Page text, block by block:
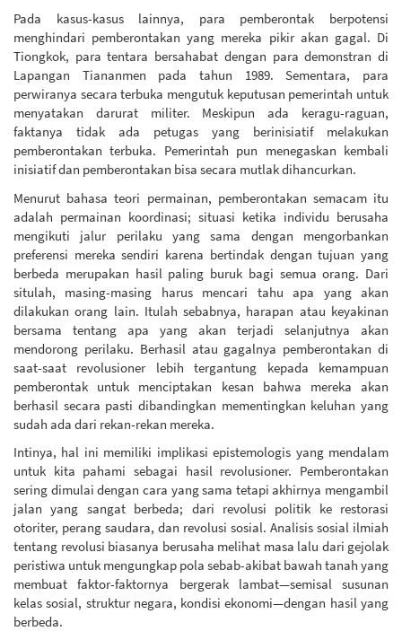
Pada kasus-kasus lainnya, para pemberontak berpotensi
menghindari pemberontakan yang mereka pikir akan gagal. Di
Tiongkok, para tentara bersahabat dengan para demonstran di
Lapangan Tiananmen pada tahun 1989. Sementara, para
perwiranya secara terbuka mengutuk keputusan pemerintah untuk
menyatakan darurat militer. Meskipun ada keragu-raguan,
faktanya tidak ada petugas yang berinisiatif melakukan
pemberontakan terbuka. Pemerintah pun menegaskan kembali
inisiatif dan pemberontakan bisa secara mutlak dihancurkan.
Menurut bahasa teori permainan, pemberontakan semacam itu
adalah permainan koordinasi; situasi ketika individu berusaha
mengikuti jalur perilaku yang sama dengan mengorbankan
preferensi mereka sendiri karena bertindak dengan tujuan yang
berbeda merupakan hasil paling buruk bagi semua orang. Dari
situlah, masing-masing harus mencari tahu apa yang akan
dilakukan orang lain. Itulah sebabnya, harapan atau keyakinan
bersama tentang apa yang akan terjadi selanjutnya akan
mendorong perilaku. Berhasil atau gagalnya pemberontakan di
saat-saat revolusioner lebih tergantung kepada kemampuan
pemberontak untuk menciptakan kesan bahwa mereka akan
berhasil secara pasti dibandingkan mementingkan keluhan yang
sudah ada dari rekan-rekan mereka.
Intinya, hal ini memiliki implikasi epistemologis yang mendalam
untuk kita pahami sebagai hasil revolusioner. Pemberontakan
sering dimulai dengan cara yang sama tetapi akhirnya mengambil
jalan yang sangat berbeda; dari revolusi politik ke restorasi
otoriter, perang saudara, dan revolusi sosial. Analisis sosial ilmiah
tentang revolusi biasanya berusaha melihat masa lalu dari gejolak
peristiwa untuk mengungkap pola sebab-akibat bawah tanah yang
membuat faktor-faktornya bergerak lambat—semisal susunan
kelas sosial, struktur negara, kondisi ekonomi—dengan hasil yang
berbeda.